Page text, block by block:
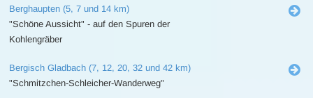
Berghaupten (5, 7 und 14 km)
"Schöne Aussicht" - auf den Spuren der
Kohlengräber
Bergisch Gladbach (7, 12, 20, 32 und 42 km)
"Schmitzchen-Schleicher-Wanderweg"